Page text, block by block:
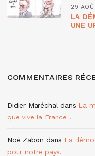
29
LA
UNE
COMMENTAIRES
Didier Maréchal dans La
que vive la France !
Noé Zabon dans La
pour notre pays.